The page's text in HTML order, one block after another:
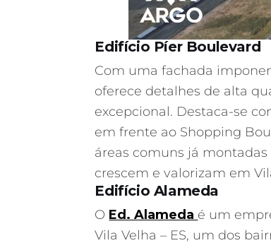
Edifício Píer Boulevard
Com uma fachada
oferece detalhes de alta
excepcional. Destaca-se
em frente ao Shopping
áreas comuns já
crescem e valorizam em
Edifício Alameda
O Ed. Alameda é um
Vila Velha – ES, um dos